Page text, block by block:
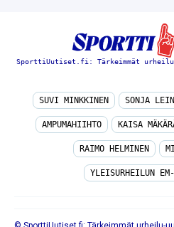
SporttiUutiset.fi: Tärkeimmät
SUVI MINKKINEN SONJA
AMPUMAHIIHTO KAISA
RAIMO HELMINEN
YLEISURHEILUN